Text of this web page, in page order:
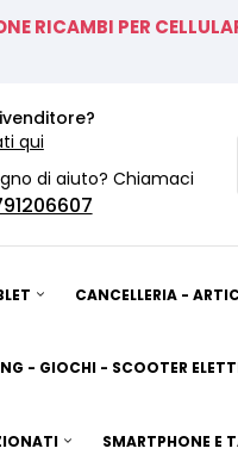
RICAMBI PER
qui
di aiuto? Chiamaci
CANCELLERIA -
- GIOCHI - SCOOTER
SMARTPHONE E